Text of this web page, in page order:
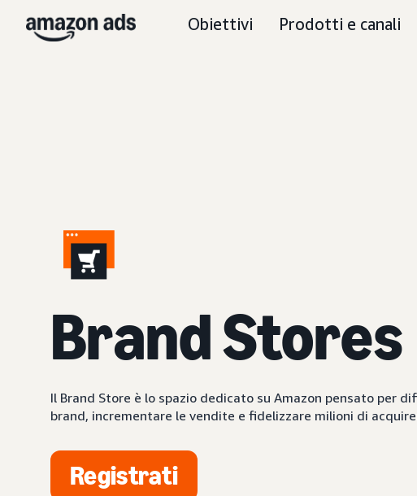
Obiettivi Prodotti e canali
Brand Stores
Il Brand Store è lo spazio dedicato su Amazon pensato per
brand, incrementare le vendite e fidelizzare milioni di
Registrati